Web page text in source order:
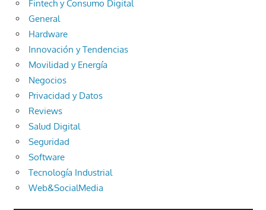
Fintech y Consumo Digital
General
Hardware
Innovación y Tendencias
Movilidad y Energía
Negocios
Privacidad y Datos
Reviews
Salud Digital
Seguridad
Software
Tecnología Industrial
Web&SocialMedia